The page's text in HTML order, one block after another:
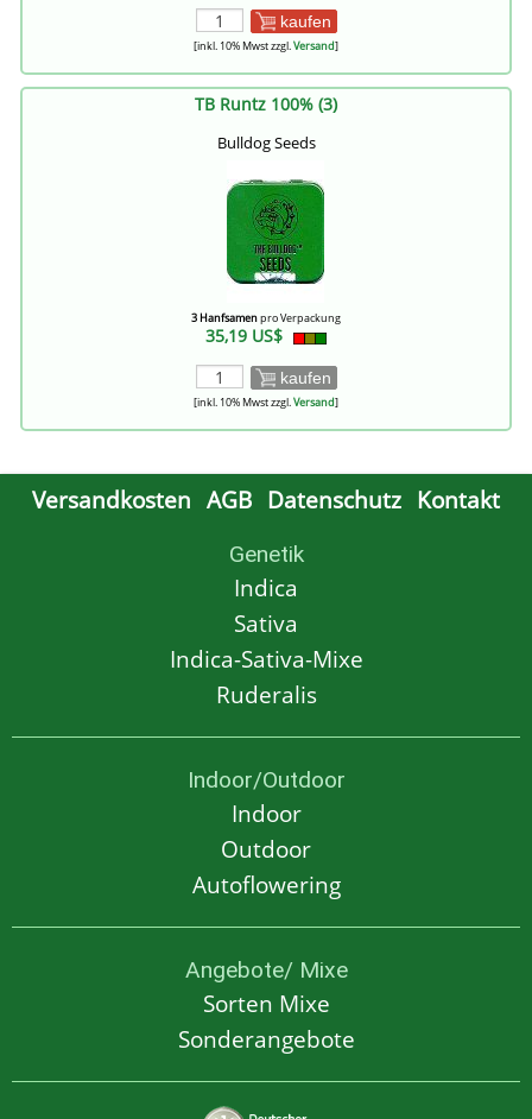
kaufen
[inkl. 10% Mwst zzgl.Versand]
TB Runtz 100% (3)
Bulldog Seeds
3 Hanfsamenpro Verpackung
35,19 US$
kaufen
[inkl. 10% Mwst zzgl.Versand]
Versandkosten AGB Datenschutz Kontakt
Genetik
Indica
Sativa
Indica-Sativa-Mixe
Ruderalis
Indoor/Outdoor
Indoor
Outdoor
Autoflowering
Angebote/ Mixe
Sorten Mixe
Sonderangebote